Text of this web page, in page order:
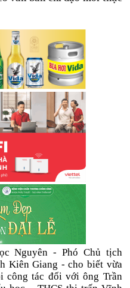
Nguyên - Phó Chủ tịch
Kiên Giang - cho biết vừa
công tác đối với ông Trần